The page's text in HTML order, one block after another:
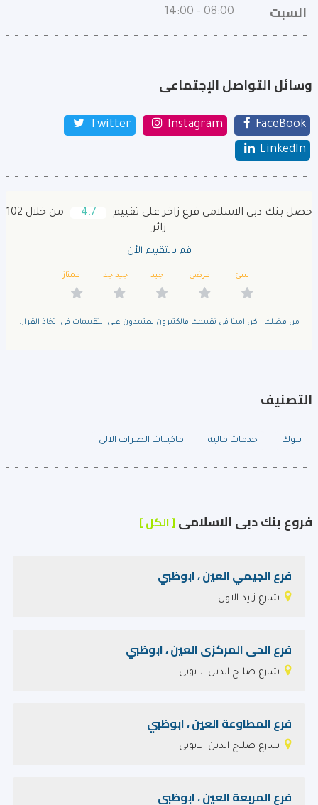
السبت 08:00 - 14:00
وسائل التواصل الإجتماعى
FaceBook
Instagram
Twitter
LinkedIn
حصل بنك دبى الاسلامى فرع زاخر على تقييم 4.7
من خلال 102
زائر
قم بالتقييم الأن
سئ مرضى جيد جيد جدا ممتاز
من فضلك.. كن امينا فى تقييمك فالكثيرون يعتمدون على التقييمات فى اتخاذ القرار.
التصنيف
بنوك خدمات مالية ماكينات الصراف الالى
فروع بنك دبى الاسلامى[ الكل ]
فرع الجيمي العين ، ابوظبي
شارع زايد الاول
فرع الحى المركزى العين ، ابوظبي
شارع صلاح الدين الايوبى
فرع المطاوعة العين ، ابوظبي
شارع صلاح الدين الايوبى
فرع المربعة العين ، ابوظبي